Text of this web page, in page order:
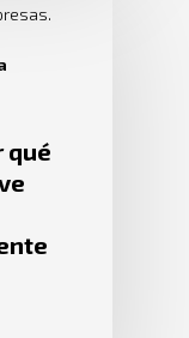
qué